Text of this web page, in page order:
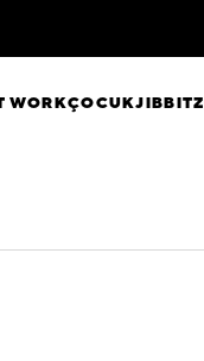
WORKÇOCUKJIBBITZ